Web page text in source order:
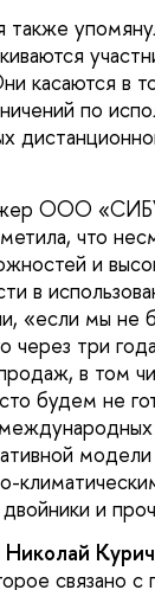
также
касаются в
по
ООО
что
и
в
«если мы не
через три
в том
будем не
и
Николай
связано с